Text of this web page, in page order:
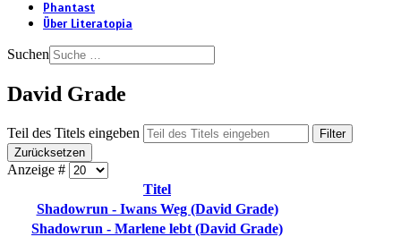
Phantast
Über Literatopia
Suchen
David Grade
Teil des Titels eingeben
Filter
Zurücksetzen
Anzeige #
Titel
Shadowrun - Iwans Weg (David Grade)
Shadowrun - Marlene lebt (David Grade)